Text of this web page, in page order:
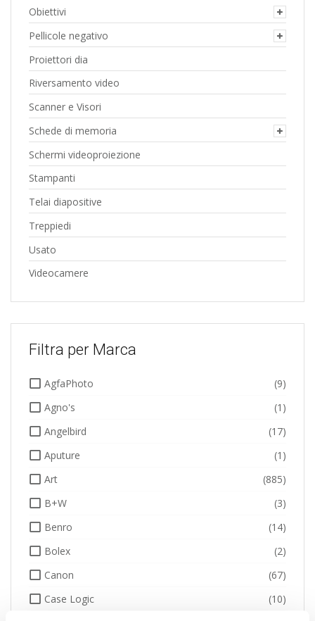
Obiettivi
Pellicole negativo
Proiettori dia
Riversamento video
Scanner e Visori
Schede di memoria
Schermi videoproiezione
Stampanti
Telai diapositive
Treppiedi
Usato
Videocamere
Filtra per Marca
AgfaPhoto
(9)
Agno's
(1)
Angelbird
(17)
Aputure
(1)
Art
(885)
B+W
(3)
Benro
(14)
Bolex
(2)
Canon
(67)
Case Logic
(10)